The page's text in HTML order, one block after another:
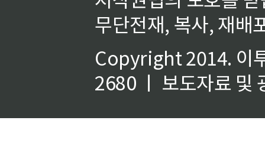
무단전재, 복사, 재배
Copyright 2014. 이
2680 ㅣ 보도자료